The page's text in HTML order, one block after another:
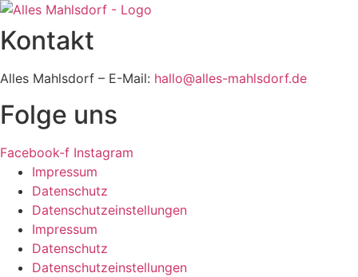
Kontakt
Alles Mahlsdorf – E-Mail: hallo@alles-mahlsdorf.de
Folge uns
Facebook-f Instagram
Impressum
Datenschutz
Datenschutzeinstellungen
Impressum
Datenschutz
Datenschutzeinstellungen